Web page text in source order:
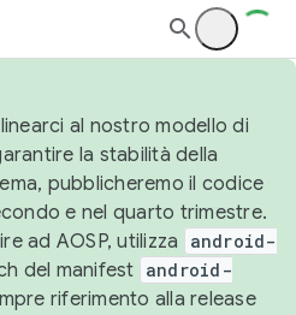
al nostro modello di
la stabilità della
pubblicheremo il codice
e nel quarto trimestre.
ad AOSP, utilizza
android-
del manifest android-
riferimento alla release